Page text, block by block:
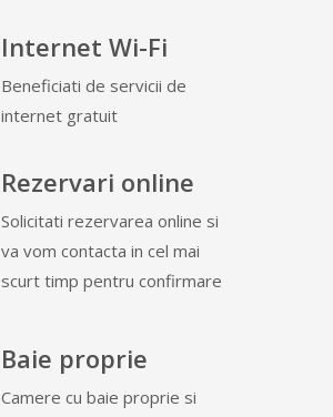
Internet Wi-Fi
Beneficiati de servicii de
internet gratuit
Rezervari online
Solicitati rezervarea online si
va vom contacta in cel mai
scurt timp pentru confirmare
Baie proprie
Camere cu baie proprie si